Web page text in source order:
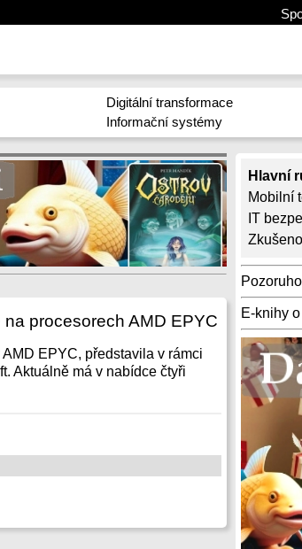
Digitální transformace
Informační systémy
Hlavní
Mobilní
IT
E-knihy
procesorech AMD EPYC
EPYC, představila v rámci
Aktuálně má v nabídce čtyři